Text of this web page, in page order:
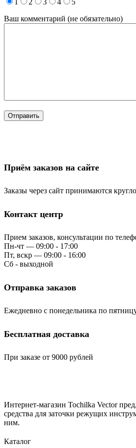
2 3 4
5
Ваш комментарий (не обязательно)
Приём заказов на сайте
Заказы через сайт принимаются
Контакт центр
Прием заказов, консультации по
Пн-чт — 09:00 - 17:00
Пт, вскр — 09:00 - 16:00
Сб - выходной
Отправка заказов
Ежедневно с понедельника по
Бесплатная доставка
При заказе от 9000 рублей
Интернет-магазин Tochilka Vector
средства для заточки режущих
ним.
Каталог